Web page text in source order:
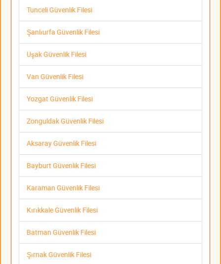
Tunceli Güvenlik Filesi
Şanlıurfa Güvenlik Filesi
Uşak Güvenlik Filesi
Van Güvenlik Filesi
Yozgat Güvenlik Filesi
Zonguldak Güvenlik Filesi
Aksaray Güvenlik Filesi
Bayburt Güvenlik Filesi
Karaman Güvenlik Filesi
Kırıkkale Güvenlik Filesi
Batman Güvenlik Filesi
Şırnak Güvenlik Filesi